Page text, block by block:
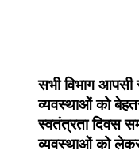
सभी विभाग
व्यवस्थाओं को
स्वतंत्रता दिवस
व्यवस्थाओं को